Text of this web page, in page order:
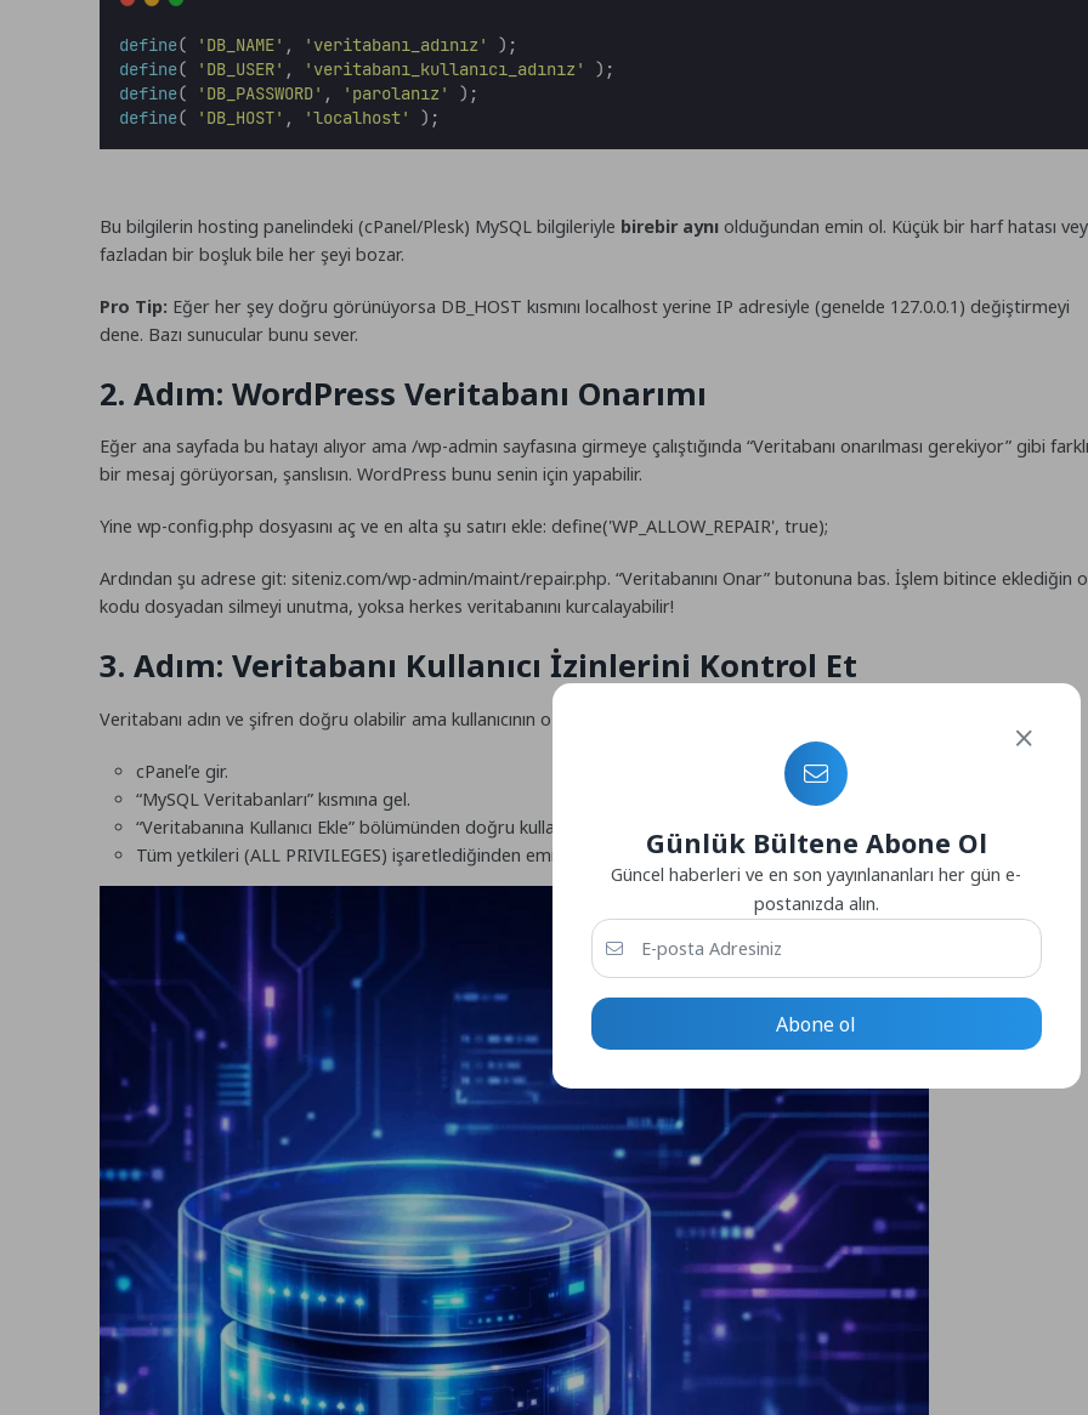
define( ' DB_NAME' , ' veritabanı_adınız '
);
define( ' DB_USER' , ' veritabanı_kullanıcı_adınız '
);
define( ' DB_PASSWORD' , ' parolanız '
);
define( ' DB_HOST' , 'localhost' );
Bu bilgilerin hosting panelindeki (cPanel/Plesk) MySQL bilgileriyle birebir aynı olduğundan emin ol. Küçük bir harf hatası
fazladan bir boşluk bile her şeyi bozar.
Pro Tip: Eğer her şey doğru görünüyorsa DB_HOST kısmını localhost yerine IP adresiyle (genelde 127.0.0.1 ) değiştirmeyi
dene. Bazı sunucular bunu sever.
2. Adım: WordPress Veritabanı Onarımı
Eğer ana sayfada bu hatayı alıyor ama /wp-admin sayfasına girmeye çalıştığında “Veritabanı onarılması gerekiyor” gibi farklı
bir mesaj görüyorsan, şanslısın. WordPress bunu senin için yapabilir.
Yine wp-config.php dosyasını aç ve en alta şu satırı ekle: define('WP_ALLOW_REPAIR', true);
Ardından şu adrese git: siteniz.com/wp-admin/maint/repair.php. “Veritabanını Onar” butonuna bas. İşlem bitince eklediğin o
kodu dosyadan silmeyi unutma, yoksa herkes veritabanını kurcalayabilir!
3. Adım: Veritabanı Kullanıcı İzinlerini Kontrol Et
Veritabanı adın ve şifren doğru olabilir ama kullanıcının o veritabanına erişme
cPanel’e gir.
“MySQL Veritabanları” kısmına gel.
“Veritabanına Kullanıcı Ekle” bölümünden doğru kullanıcıyı ve veritabanını seçip “Ekle” de.
Tüm yetkileri (ALL PRIVILEGES) işaretlediğinden emin ol.
Günlük Bültene Abone Ol
Güncel haberleri ve en son yayınlananları her gün e-
postanızda alın.
Abone ol